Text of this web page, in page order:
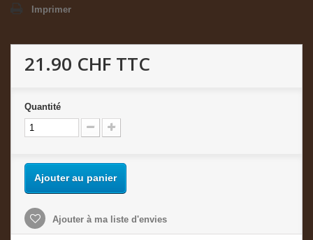
Imprimer
21.90 CHF TTC
Quantité
Ajouter au panier
Ajouter à ma liste d'envies